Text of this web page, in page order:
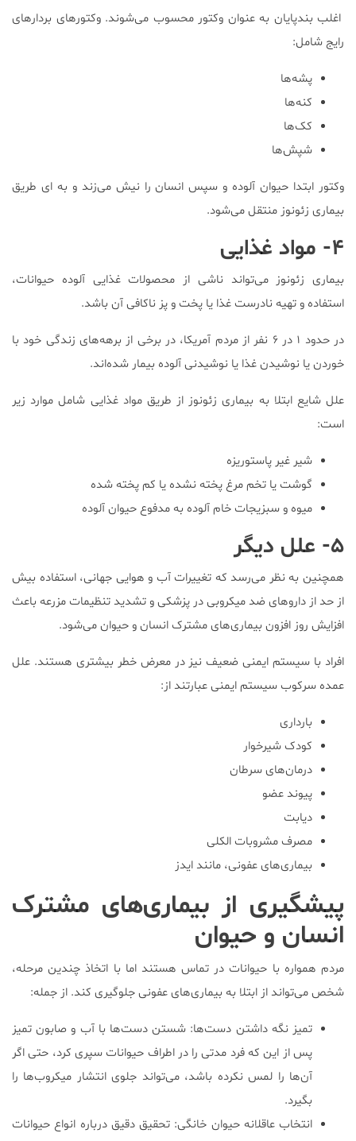
اغلب بندپایان به عنوان وکتور محسوب می‌شوند. وکتور‌های بردارهای
رایج شامل:
پشه‌ها
کنه‌ها
کک‌ها
شپش‌ها
وکتور ابتدا حیوان آلوده و سپس انسان را نیش می‌زند و به ای طریق
بیماری زئونوز منتقل می‌شود.
۴- مواد غذایی
بیماری زئونوز می‌تواند ناشی از محصولات غذایی آلوده حیوانات،
استفاده و تهیه نادرست غذا یا پخت و پز ناکافی آن باشد.
در حدود ۱ در ۶ نفر از مردم آمریكا، در برخی از برهه‌های زندگی خود با
خوردن یا نوشیدن غذا یا نوشیدنی آلوده بیمار شده‌اند.
علل شایع ابتلا به بیماری زئونوز از طریق مواد غذایی شامل موارد زیر
است:
شیر غیر پاستوریزه
گوشت یا تخم مرغ پخته نشده یا کم پخته شده
میوه و سبزیجات خام آلوده به مدفوع حیوان آلوده
۵- علل دیگر
همچنین به نظر می‌رسد که تغییرات آب و هوایی جهانی، استفاده بیش
از حد از داروهای ضد میکروبی در پزشکی و تشدید تنظیمات مزرعه باعث
افزایش روز افزون بیماری‌های مشترک انسان و حیوان می‌شود.
افراد با سیستم ایمنی ضعیف نیز در معرض خطر بیشتری هستند. علل
عمده سرکوب سیستم ایمنی عبارتند از:
بارداری
کودک شیرخوار
درمان‌های سرطان
پیوند عضو
دیابت
مصرف مشروبات الکلی
بیماری‌های عفونی، مانند ایدز
پیشگیری از بیماری‌های مشترک
انسان و حیوان
مردم همواره با حیوانات در تماس هستند اما با اتخاذ چندین مرحله،
شخص می‌تواند از ابتلا به بیماری‌های عفونی جلوگیری کند. از جمله:
تمیز نگه داشتن دست‌ها: شستن دست‌ها با آب و صابون تمیز
پس از این که فرد مدتی را در اطراف حیوانات سپری کرد، حتی اگر
آن‌ها را لمس نکرده باشد، می‌تواند جلوی انتشار میکروب‌ها را
بگیرد.
انتخاب عاقلانه حیوان خانگی: تحقیق دقیق درباره انواع حیوانات